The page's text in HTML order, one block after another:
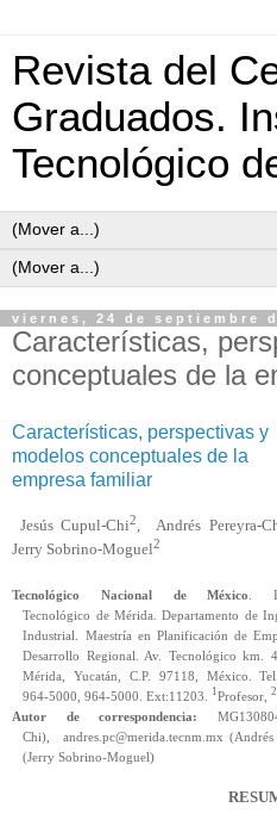
Revista del
Graduados.
Tecnológico
viernes, 24 de septiembre
Características,
conceptuales de la
Características, perspectivas y
modelos conceptuales de la
empresa familiar
Jesús Cupul-Chi2, Andrés Pereyra-
Jerry Sobrino-Moguel2
Tecnológico Nacional de México
.
Tecnológico de Mérida. Departamento de
Industrial. Maestría en Planificación de
Desarrollo Regional. Av. Tecnológico km.
Mérida, Yucatán, C.P. 97118, México.
964-5000, 964-5000. Ext:11203.
1Profesor,2
Autor de correspondencia:
Chi),
andres.pc@merida.tecnm.mx
(Jerry Sobrino-Moguel)